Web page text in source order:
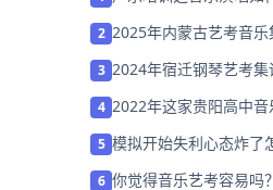
2 2025年内蒙古艺考音
3 2024年宿迁钢琴艺考集
4 2022年这家贵阳高中
5 模拟开始失利心态炸了
6 你觉得音乐艺考容易吗？